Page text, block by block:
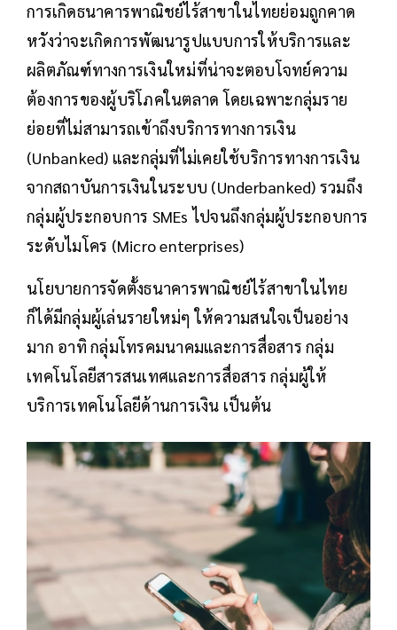
การเกิดธนาคารพาณิชย์ไร้สาขาในไทยย่อมถูกคาด
หวังว่าจะเกิดการพัฒนารูปแบบการให้บริการและ
ผลิตภัณฑ์ทางการเงินใหม่ที่น่าจะตอบโจทย์ความ
ต้องการของผู้บริโภคในตลาด โดยเฉพาะกลุ่มราย
ย่อยที่ไม่สามารถเข้าถึงบริการทางการเงิน
(Unbanked) และกลุ่มที่ไม่เคยใช้บริการทางการเงิน
จากสถาบันการเงินในระบบ (Underbanked) รวมถึง
กลุ่มผู้ประกอบการ SMEs ไปจนถึงกลุ่มผู้ประกอบการ
ระดับไมโคร (Micro enterprises)
นโยบายการจัดตั้งธนาคารพาณิชย์ไร้สาขาในไทย
ก็ได้มีกลุ่มผู้เล่นรายใหม่ๆ ให้ความสนใจเป็นอย่าง
มาก อาทิ กลุ่มโทรคมนาคมและการสื่อสาร กลุ่ม
เทคโนโลยีสารสนเทศและการสื่อสาร กลุ่มผู้ให้
บริการเทคโนโลยีด้านการเงิน เป็นต้น